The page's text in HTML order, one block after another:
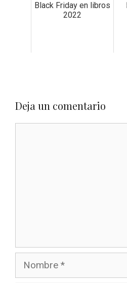
Black Friday en libros
2022
Deja un comentario
Nombre